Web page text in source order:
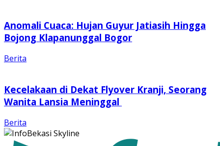
Anomali Cuaca: Hujan Guyur Jatiasih Hingga
Bojong Klapanunggal Bogor
Berita
Kecelakaan di Dekat Flyover Kranji, Seorang
Wanita Lansia Meninggal
Berita